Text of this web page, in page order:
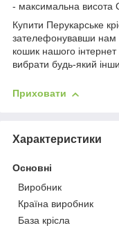
- максимальна висота
Купити Перукарське
зателефонувавши
кошик нашого
вибрати будь-який
Приховати
Характеристики
Основні
Виробник
Країна виробник
База крісла